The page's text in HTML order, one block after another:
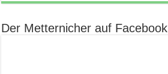
Der Metternicher auf Facebook